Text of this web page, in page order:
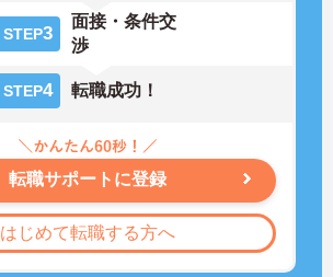
STEP3
面接・条件交
渉
STEP4 転職成功！
転職サポートに登録
はじめて転職する方へ